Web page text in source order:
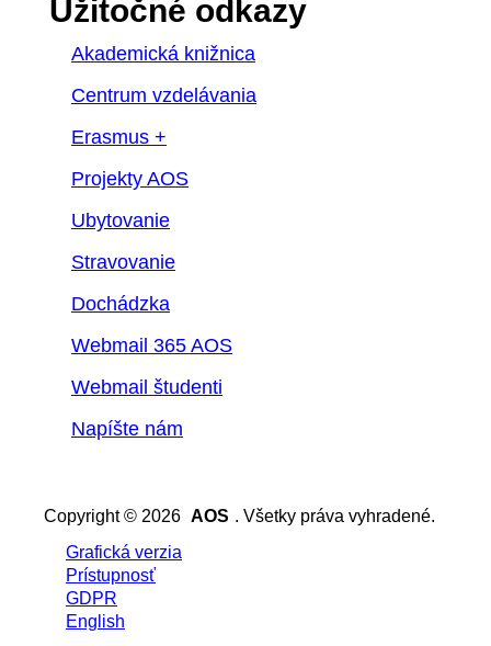
Užitočné odkazy
Akademická knižnica
Centrum vzdelávania
Erasmus +
Projekty AOS
Ubytovanie
Stravovanie
Dochádzka
Webmail 365 AOS
Webmail študenti
Napíšte nám
Copyright © 2026 AOS . Všetky práva vyhradené.
Grafická verzia
Prístupnosť
GDPR
English